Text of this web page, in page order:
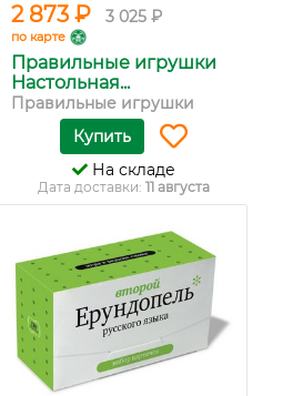
2 873 ₽ 3 025 ₽
по карте
Правильные игрушки
Настольная...
Правильные игрушки
Купить
На складе
Дата доставки: 11 августа